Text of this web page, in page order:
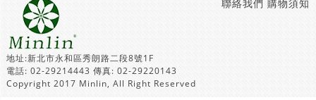
購物須知
聯絡我們
地址:新北市永和區秀朗路二段8號1F
電話: 02-29214443 傳真: 02-29220143
Copyright 2017 Minlin, All Right Reserved